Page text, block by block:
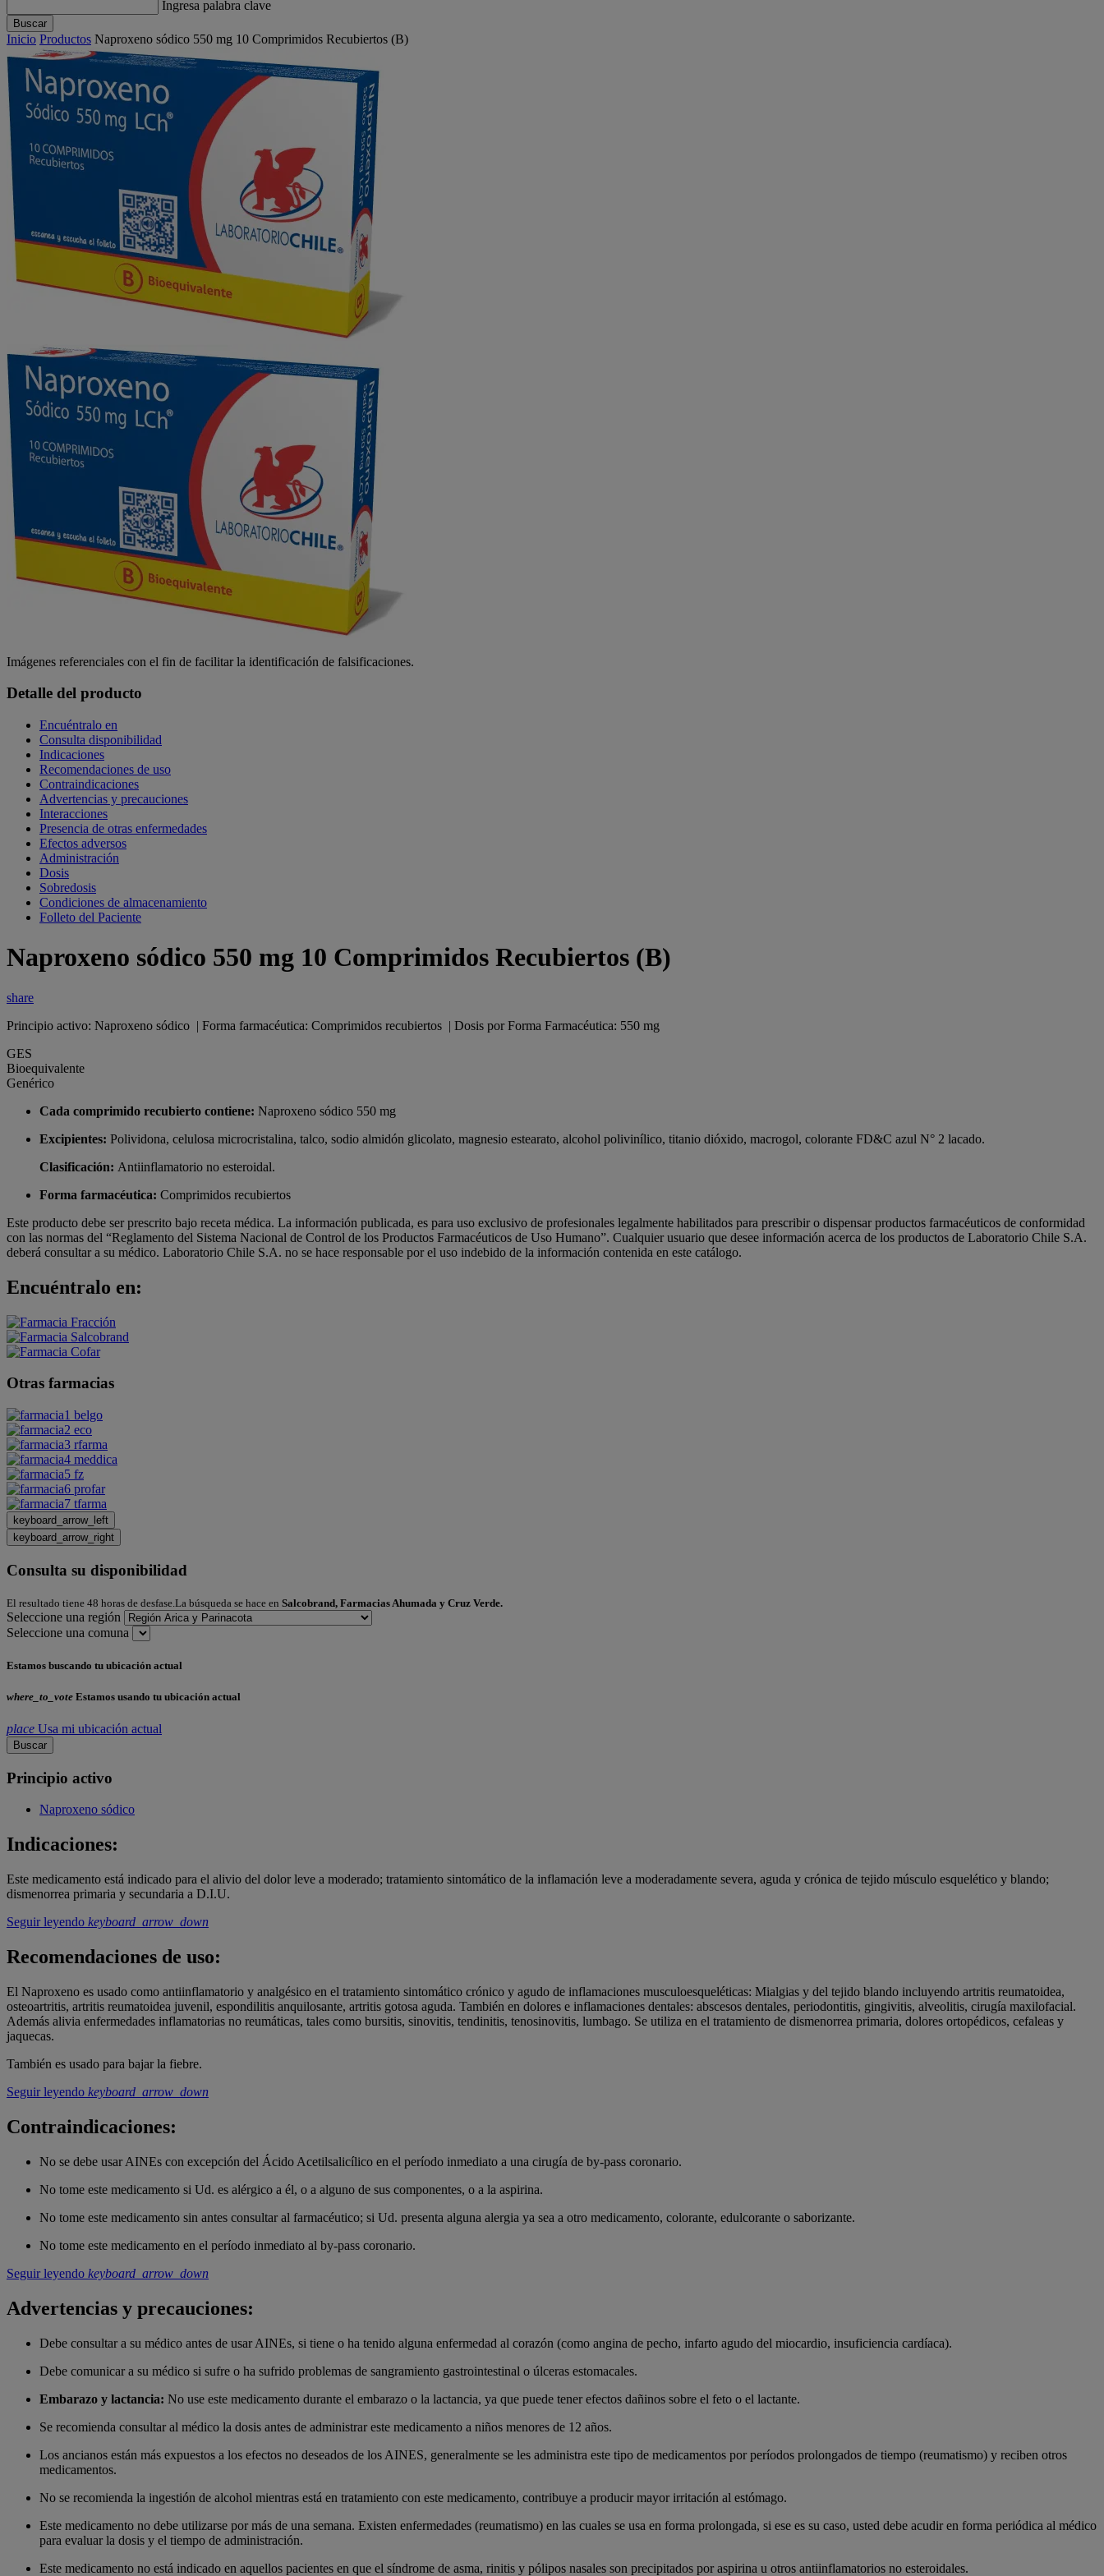
Ingresa palabra clave
Buscar
Inicio Productos Naproxeno sódico 550 mg 10 Comprimidos Recubiertos (B)
Imágenes referenciales con el fin de facilitar la identificación de falsificaciones.
Detalle del producto
Encuéntralo en
Consulta disponibilidad
Indicaciones
Recomendaciones de uso
Contraindicaciones
Advertencias y precauciones
Interacciones
Presencia de otras enfermedades
Efectos adversos
Administración
Dosis
Sobredosis
Condiciones de almacenamiento
Folleto del Paciente
Naproxeno sódico 550 mg 10 Comprimidos Recubiertos (B)
share
Principio activo: Naproxeno sódico | Forma farmacéutica: Comprimidos recubiertos | Dosis por Forma Farmacéutica: 550 mg
GES
Bioequivalente
Genérico
Cada comprimido recubierto contiene: Naproxeno sódico 550 mg
Excipientes: Polividona, celulosa microcristalina, talco, sodio almidón glicolato, magnesio estearato, alcohol polivinílico, titanio dióxido, macrogol, colorante FD&C azul N° 2 lacado.
Clasificación: Antiinflamatorio no esteroidal.
Forma farmacéutica: Comprimidos recubiertos
Este producto debe ser prescrito bajo receta médica. La información publicada, es para uso exclusivo de profesionales legalmente habilitados para prescribir o dispensar productos farmacéuticos de conformidad
con las normas del “Reglamento del Sistema Nacional de Control de los Productos Farmacéuticos de Uso Humano”. Cualquier usuario que desee información acerca de los productos de Laboratorio Chile S.A.
deberá consultar a su médico. Laboratorio Chile S.A. no se hace responsable por el uso indebido de la información contenida en este catálogo.
Encuéntralo en:
Otras farmacias
keyboard_arrow_left
keyboard_arrow_right
Consulta su disponibilidad
El resultado tiene 48 horas de desfase.La búsqueda se hace en Salcobrand, Farmacias Ahumada y Cruz Verde.
Seleccione una región
Seleccione una comuna
Estamos buscando tu ubicación actual
where_to_vote Estamos usando tu ubicación actual
place Usa mi ubicación actual
Buscar
Principio activo
Naproxeno sódico
Indicaciones:
Este medicamento está indicado para el alivio del dolor leve a moderado; tratamiento sintomático de la inflamación leve a moderadamente severa, aguda y crónica de tejido músculo esquelético y blando;
dismenorrea primaria y secundaria a D.I.U.
Seguir leyendo keyboard_arrow_down
Recomendaciones de uso:
El Naproxeno es usado como antiinflamatorio y analgésico en el tratamiento sintomático crónico y agudo de inflamaciones musculoesqueléticas: Mialgias y del tejido blando incluyendo artritis reumatoidea,
osteoartritis, artritis reumatoidea juvenil, espondilitis anquilosante, artritis gotosa aguda. También en dolores e inflamaciones dentales: abscesos dentales, periodontitis, gingivitis, alveolitis, cirugía maxilofacial.
Además alivia enfermedades inflamatorias no reumáticas, tales como bursitis, sinovitis, tendinitis, tenosinovitis, lumbago. Se utiliza en el tratamiento de dismenorrea primaria, dolores ortopédicos, cefaleas y
jaquecas.
También es usado para bajar la fiebre.
Seguir leyendo keyboard_arrow_down
Contraindicaciones:
No se debe usar AINEs con excepción del Ácido Acetilsalicílico en el período inmediato a una cirugía de by-pass coronario.
No tome este medicamento si Ud. es alérgico a él, o a alguno de sus componentes, o a la aspirina.
No tome este medicamento sin antes consultar al farmacéutico; si Ud. presenta alguna alergia ya sea a otro medicamento, colorante, edulcorante o saborizante.
No tome este medicamento en el período inmediato al by-pass coronario.
Seguir leyendo keyboard_arrow_down
Advertencias y precauciones:
Debe consultar a su médico antes de usar AINEs, si tiene o ha tenido alguna enfermedad al corazón (como angina de pecho, infarto agudo del miocardio, insuficiencia cardíaca).
Debe comunicar a su médico si sufre o ha sufrido problemas de sangramiento gastrointestinal o úlceras estomacales.
Embarazo y lactancia: No use este medicamento durante el embarazo o la lactancia, ya que puede tener efectos dañinos sobre el feto o el lactante.
Se recomienda consultar al médico la dosis antes de administrar este medicamento a niños menores de 12 años.
Los ancianos están más expuestos a los efectos no deseados de los AINES, generalmente se les administra este tipo de medicamentos por períodos prolongados de tiempo (reumatismo) y reciben otros
medicamentos.
No se recomienda la ingestión de alcohol mientras está en tratamiento con este medicamento, contribuye a producir mayor irritación al estómago.
Este medicamento no debe utilizarse por más de una semana. Existen enfermedades (reumatismo) en las cuales se usa en forma prolongada, si ese es su caso, usted debe acudir en forma periódica al médico
para evaluar la dosis y el tiempo de administración.
Este medicamento no está indicado en aquellos pacientes en que el síndrome de asma, rinitis y pólipos nasales son precipitados por aspirina u otros antiinflamatorios no esteroidales.